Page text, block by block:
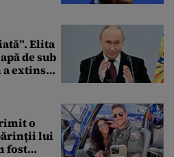
Elita
de sub
a extins
o
lui
fost